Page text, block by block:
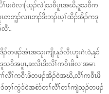
ၥ်ပိၢ်ဖးဝဲလၢ(ယ့ၣ်လဲ)သဝီပူၤအဃိ,ဒူသဝီက
ၤတဘူၣ်လၢၤဘၣ်ဒီးဘၣ်ဃ့ၢ်ထီၣ်အိၣ်ကဒု
ၤ.
တဖၣ်အံၤအသုးကျိၤနုၥ်လီၤဟူးဂဲၤဝဲ,နုၥ်
ဝီအပူၤ,ခးလီၤဒိးလီၢ်ကဝီၤဖိလၢအမၤ
ၢၢ်လီၢ်ကဝီၤဖိတဖၣ်အိၣ်ဝဲအဃိ,လီၢ်ကဝီၤဖိ
တ့ၢ်ကွံၥ်ဝဲအစံာ်တၢ်လီၢ်တၢ်ကျဲသ့ၣ်တဖၣ်